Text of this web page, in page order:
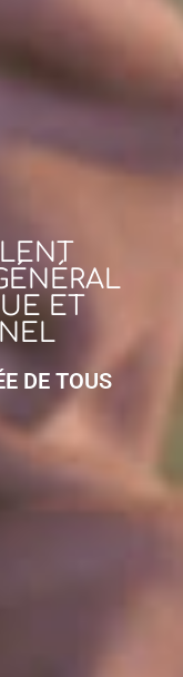
ET
DE TOUS